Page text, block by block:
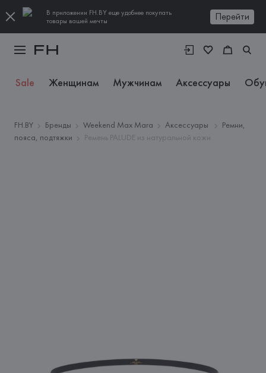
В приложении FH.BY еще удобнее покупать
товары вашей мечты
Перейти
Sale Женщинам Мужчинам Аксессуары
FH.BY Бренды Weekend Max Mara Аксессуары
Ремни,
пояса, подтяжки
Ремень PALUDE из натуральной кожи